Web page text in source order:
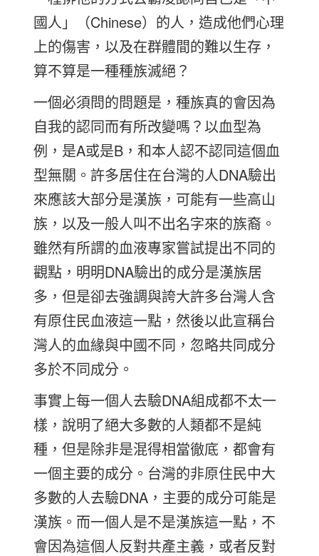
國人」（Chinese）的人，造成他們心理
上的傷害，以及在群體間的難以生存，
算不算是一種種族滅絕？
一個必須問的問題是，種族真的會因為
自我的認同而有所改變嗎？以血型為
例，是A或是B，和本人認不認同這個血
型無關。許多居住在台灣的人DNA驗出
來應該大部分是漢族，可能有一些高山
族，以及一般人叫不出名字來的族裔。
雖然有所謂的血液專家嘗試提出不同的
觀點，明明DNA驗出的成分是漢族居
多，但是卻去強調與誇大許多台灣人含
有原住民血液這一點，然後以此宣稱台
灣人的血緣與中國不同，忽略共同成分
多於不同成分。
事實上每一個人去驗DNA組成都不太一
樣，說明了絕大多數的人類都不是純
種，但是除非是混得相當徹底，都會有
一個主要的成分。台灣的非原住民中大
多數的人去驗DNA，主要的成分可能是
漢族。而一個人是不是漢族這一點，不
會因為這個人反對共產主義，或者反對